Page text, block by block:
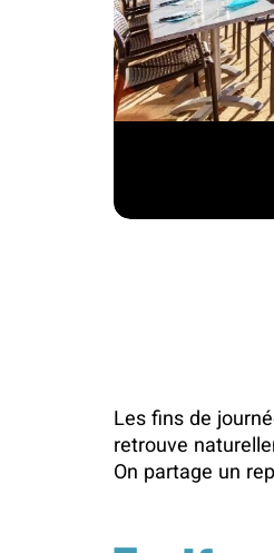
Les fins de
retrouve
On partage un